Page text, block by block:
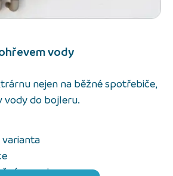
vody
nejen na běžné spotřebiče,
vody do bojleru.
energie